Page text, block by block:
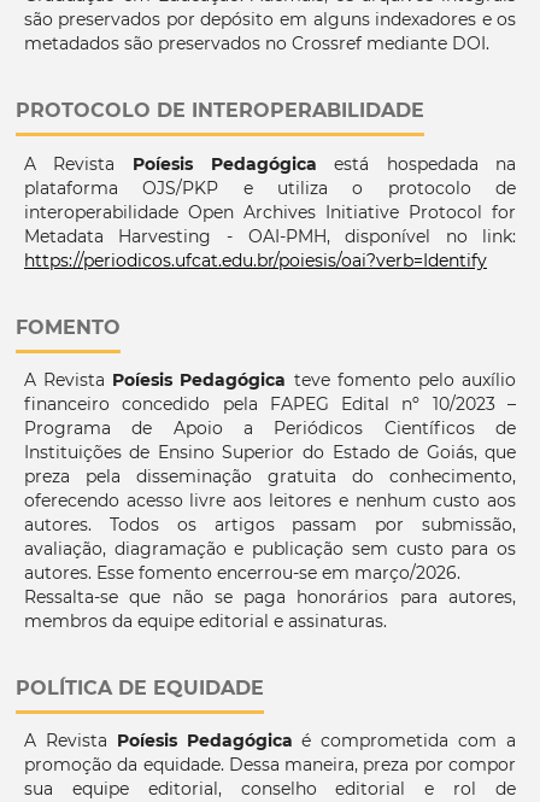
são preservados por depósito em alguns indexadores e os
metadados são preservados no Crossref mediante DOI.
PROTOCOLO DE INTEROPERABILIDADE
A Revista Poíesis Pedagógica está hospedada na
plataforma OJS/PKP e utiliza o protocolo de
interoperabilidade Open Archives Initiative Protocol for
Metadata Harvesting - OAI-PMH, disponível no link:
https://periodicos.ufcat.edu.br/poiesis/oai?verb=Identify
FOMENTO
A Revista Poíesis Pedagógica teve fomento pelo auxílio
financeiro concedido pela FAPEG Edital nº 10/2023 –
Programa de Apoio a Periódicos Científicos de
Instituições de Ensino Superior do Estado de Goiás, que
preza pela disseminação gratuita do conhecimento,
oferecendo acesso livre aos leitores e nenhum custo aos
autores. Todos os artigos passam por submissão,
avaliação, diagramação e publicação sem custo para os
autores. Esse fomento encerrou-se em março/2026.
Ressalta-se que não se paga honorários para autores,
membros da equipe editorial e assinaturas.
POLÍTICA DE EQUIDADE
A Revista Poíesis Pedagógica é comprometida com a
promoção da equidade. Dessa maneira, preza por compor
sua equipe editorial, conselho editorial e rol de